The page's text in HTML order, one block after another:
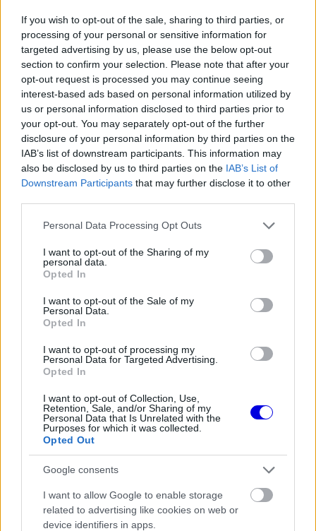
If you wish to opt-out of the sale, sharing to third parties, or
processing of your personal or sensitive information for
targeted advertising by us, please use the below opt-out
section to confirm your selection. Please note that after your
opt-out request is processed you may continue seeing
interest-based ads based on personal information utilized by
us or personal information disclosed to third parties prior to
your opt-out. You may separately opt-out of the further
disclosure of your personal information by third parties on the
IAB’s list of downstream participants. This information may
also be disclosed by us to third parties on the IAB’s List of
Downstream Participants that may further disclose it to other
Please note that this website/app uses one or more Google
not limited to your visit or usage behaviour. You may click to
grant or deny consent to Google and its third-party tags to
use your data for below specified purposes in below Google
consent section.
Personal Data Processing Opt Outs
I want to opt-out of the Sharing of my
personal data.
Opted In
I want to opt-out of the Sale of my
Personal Data.
Opted In
I want to opt-out of processing my
Personal Data for Targeted Advertising.
Opted In
I want to opt-out of Collection, Use,
Retention, Sale, and/or Sharing of my
Personal Data that Is Unrelated with the
Purposes for which it was collected.
Opted Out
Google consents
I want to allow Google to enable storage
related to advertising like cookies on web or
device identifiers in apps.
úgy lett világbajnok, hogy az egész szezon során
egyszer sem vezette az összetettet.
EZEKET IS AJÁNLJUK
FORMA-1
A saját protezsáltja állhat Max
Verstappen útjába a jövőben
FORMA-1
Toto Wolff keményen beszólt a
panaszodó Ferrarinak
FORMA-1
Négy új ország és egy visszatérő
Három ilyen eset is volt a Forma–1
történetében
Az első John Surtees nevéhez fűződik, aki 1964-
ben az idény felénél még csak a hatodik helyen
állt, míg Jim Clark háromszor annyi ponttal
vezette a tabellát (30–10 arányban, amikor még 9